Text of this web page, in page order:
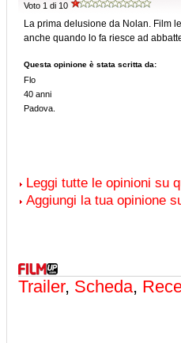
Voto 1 di 10
La prima delusione da Nolan. Film
anche quando lo fa riesce ad
Questa opinione è stata scritta da:
Flo
40 anni
Padova.
Leggi tutte le opinioni su
Aggiungi la tua opinione
Trailer, Scheda,